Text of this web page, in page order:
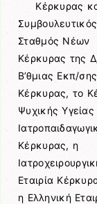
Κέρκυρας
Συμβουλευτικός
Σταθμός Νέων
Κέρκυρας της
Β’θμιας Εκπ/σης
Κέρκυρας, το
Ψυχικής Υγείας
Κέρκυρας, η
Εταιρία
η Ελληνική